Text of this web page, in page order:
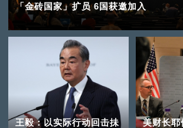
「金砖国家」扩员 6国获邀加入
王毅：以实际行动回击抺
美财长耶